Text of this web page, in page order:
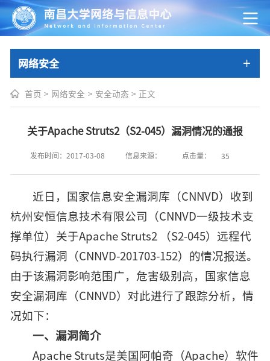
网络安全
首页 > 网络安全 > 安全动态 > 正文
关于Apache Struts2（S2-045）漏洞情况的通报
发布时间：2017-03-08 信息来源： 点击量： 35
近日，国家信息安全漏洞库（CNNVD）收到
杭州安恒信息技术有限公司（CNNVD一级技术支
撑单位）关于Apache Struts2 （S2-045）远程代
码执行漏洞（CNNVD-201703-152）的情况报送。
由于该漏洞影响范围广，危害级别高，国家信息
安全漏洞库（CNNVD）对此进行了跟踪分析，情
况如下：
一、漏洞简介
Apache Struts是美国阿帕奇（Apache）软件